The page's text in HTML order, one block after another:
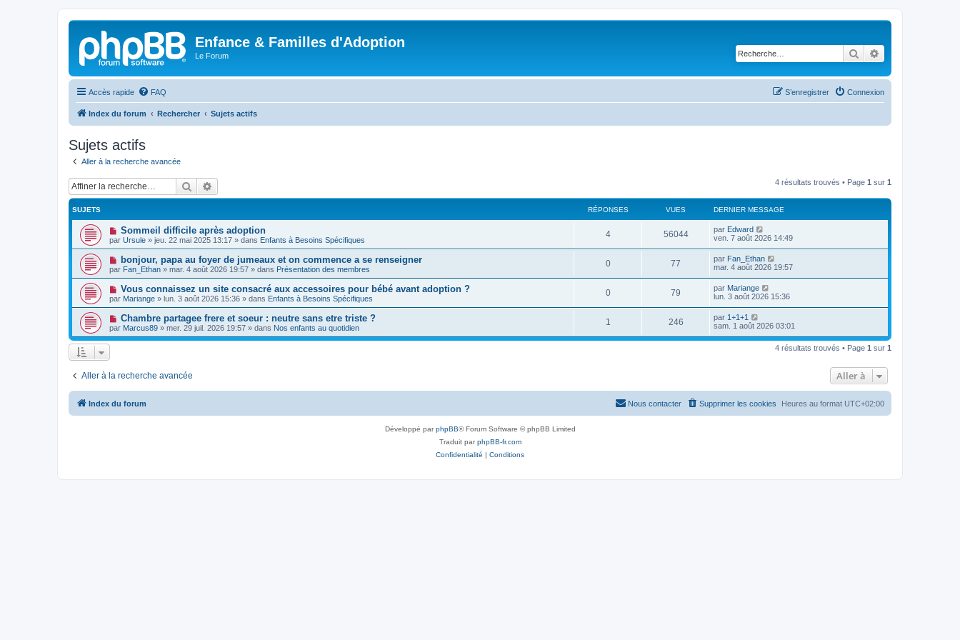
Enfance & Familles d'Adoption
Le Forum Rechercher
Accès rapide FAQ Connexion
S’enregistrer
Index du forum Rechercher Sujets actifs
Sujets actifs
Aller à la recherche avancée
Rechercher 4 résultats trouvés • Page 1 sur 1
SUJETS RÉPONSES VUES DERNIER MESSAGE
N
o
u
v
e
a
u
m
e
s
s
a
g
e
Sommeil difficile après adoption
par Ursule » jeu. 22 mai 2025 13:17 » dans Enfants à Besoins Spécifiques
4 56044 par Edward
ven. 7 août 2026 14:49
N
o
u
v
a
u
m
e
s
s
bonjour, papa au foyer de jumeaux et on commence a se renseigner
par Fan_Ethan » mar. 4 août 2026 19:57 » dans Présentation des membres
0 77 par Fan_Ethan
mar. 4 août 2026 19:57
N
o
u
e
a
u
s
a
g
Vous connaissez un site consacré aux accessoires pour bébé avant adoption ?
par Mariange » lun. 3 août 2026 15:36 » dans Enfants à Besoins Spécifiques
0 79 par Mariange
lun. 3 août 2026 15:36
N
o
u
v
m
s
s
Chambre partagee frere et soeur : neutre sans etre triste ?
par Marcus89 » mer. 29 juil. 2026 19:57 » dans Nos enfants au quotidien
1 246 par 1+1+1
sam. 1 août 2026 03:01
4 résultats trouvés • Page 1 sur 1
Aller à la recherche avancée Aller à
Index du forum Heures au format UTC+02:00
Supprimer les cookies
Nous contacter
Développé parphpBB® Forum Software © phpBB Limited
Traduit parphpBB-fr.com
Confidentialité | Conditions